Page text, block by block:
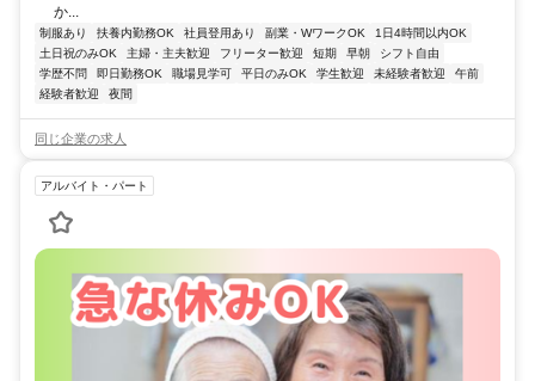
か...
制服あり 扶養内勤務OK 社員登用あり 副業・WワークOK
1日4時間以内OK
土日祝のみOK
主婦・主夫歓迎 フリーター歓迎 短期 早朝
シフト自由
学歴不問
即日勤務OK 職場見学可 平日のみOK 学生歓迎 未経験者歓迎
午前
経験者歓迎
夜間
同じ企業の求人
アルバイト・パート